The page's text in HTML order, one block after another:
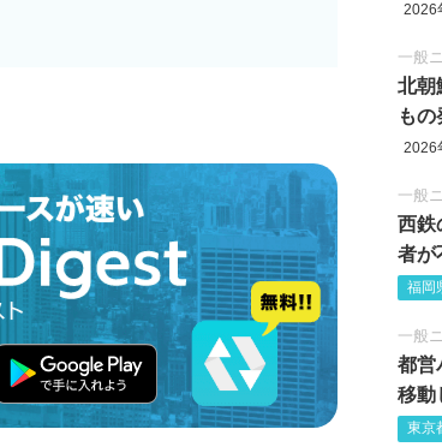
2026
一般
北朝
も
2026
一般
西鉄
者が
福岡
一般
都営
移動
東京